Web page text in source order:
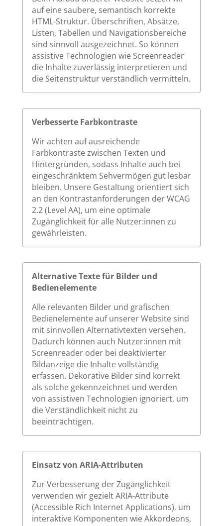
auf eine saubere, semantisch korrekte
HTML-Struktur. Überschriften, Absätze,
Listen, Tabellen und Navigationsbereiche
sind sinnvoll ausgezeichnet. So können
assistive Technologien wie Screenreader
die Inhalte zuverlässig interpretieren und
die Seitenstruktur verständlich vermitteln.
Verbesserte Farbkontraste
Wir achten auf ausreichende
Farbkontraste zwischen Texten und
Hintergründen, sodass Inhalte auch bei
eingeschränktem Sehvermögen gut lesbar
bleiben. Unsere Gestaltung orientiert sich
an den Kontrastanforderungen der WCAG
2.2 (Level AA), um eine optimale
Zugänglichkeit für alle Nutzer:innen zu
gewährleisten.
Alternative Texte für Bilder und
Bedienelemente
Alle relevanten Bilder und grafischen
Bedienelemente auf unserer Website sind
mit sinnvollen Alternativtexten versehen.
Dadurch können auch Nutzer:innen mit
Screenreader oder bei deaktivierter
Bildanzeige die Inhalte vollständig
erfassen. Dekorative Bilder sind korrekt
als solche gekennzeichnet und werden
von assistiven Technologien ignoriert, um
die Verständlichkeit nicht zu
beeinträchtigen.
Einsatz von ARIA-Attributen
Zur Verbesserung der Zugänglichkeit
verwenden wir gezielt ARIA-Attribute
(Accessible Rich Internet Applications), um
interaktive Komponenten wie Akkordeons,